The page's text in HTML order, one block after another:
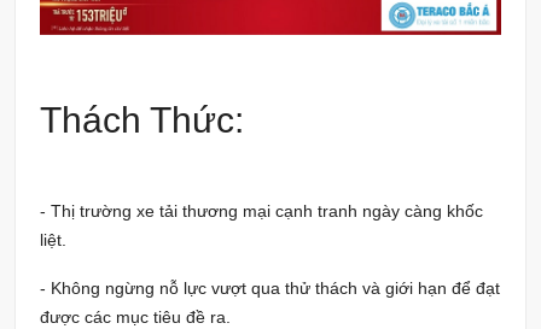
Thách Thức:
- Thị trường xe tải thương mại cạnh tranh ngày càng khốc
liệt.
- Không ngừng nỗ lực vượt qua thử thách và giới hạn để đạt
được các mục tiêu đề ra.